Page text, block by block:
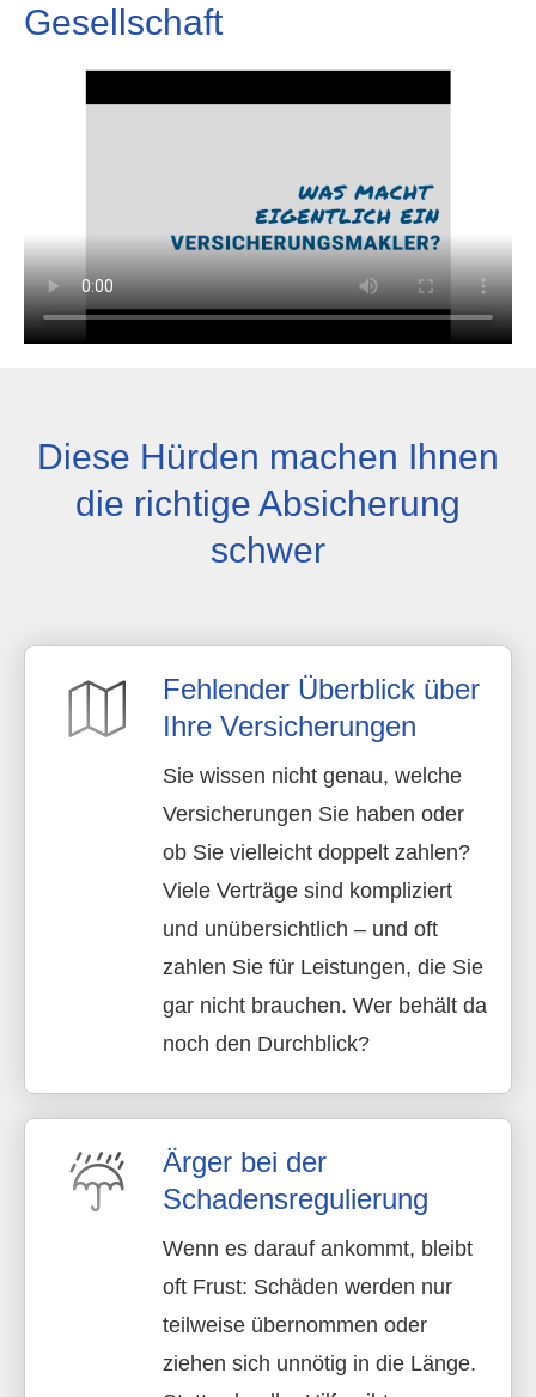
Gesellschaft
Diese Hürden machen Ihnen
die richtige Absicherung
schwer
Fehlender Überblick über
Ihre Versicherungen
Sie wissen nicht genau, welche
Versicherungen Sie haben oder
ob Sie vielleicht doppelt zahlen?
Viele Verträge sind kompliziert
und unübersichtlich – und oft
zahlen Sie für Leistungen, die Sie
gar nicht brauchen. Wer behält da
noch den Durchblick?
Ärger bei der
Schadensregulierung
Wenn es darauf ankommt, bleibt
oft Frust: Schäden werden nur
teilweise übernommen oder
ziehen sich unnötig in die Länge.